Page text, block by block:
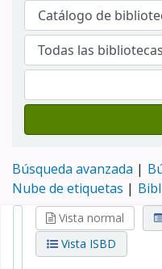
Búsqueda avanzada
Nube de etiquetas
Vista normal
Vista ISBD